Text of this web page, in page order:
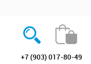
+7 (903) 017-80-49